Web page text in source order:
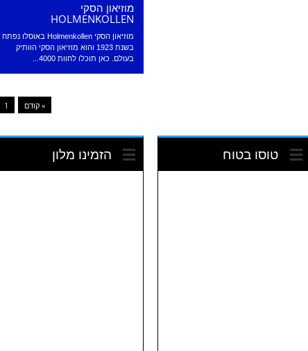
מוזיאון הסקי
HOLMENKOLLEN
מוזיאון הסקי Holmenkollen באוסלו נפתח
בשנת 1923 והוא מוזיאון הסקי הוותיק
בעולם. כאן תוכלו לחוות 4000...
» קודם 1
טוסו בטוח הזמינו מלון